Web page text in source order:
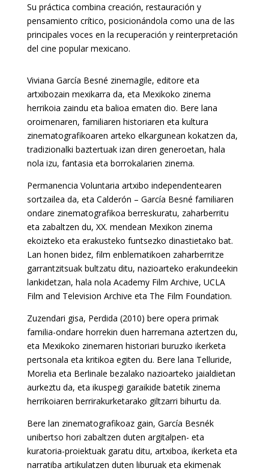
Su práctica combina creación, restauración y
pensamiento crítico, posicionándola como una de las
principales voces en la recuperación y reinterpretación
del cine popular mexicano.
Viviana García Besné zinemagile, editore eta
artxibozain mexikarra da, eta Mexikoko zinema
herrikoia zaindu eta balioa ematen dio. Bere lana
oroimenaren, familiaren historiaren eta kultura
zinematografikoaren arteko elkargunean kokatzen da,
tradizionalki baztertuak izan diren generoetan, hala
nola izu, fantasia eta borrokalarien zinema.
Permanencia Voluntaria artxibo independentearen
sortzailea da, eta Calderón – García Besné familiaren
ondare zinematografikoa berreskuratu, zaharberritu
eta zabaltzen du, XX. mendean Mexikon zinema
ekoizteko eta erakusteko funtsezko dinastietako bat.
Lan honen bidez, film enblematikoen zaharberritze
garrantzitsuak bultzatu ditu, nazioarteko erakundeekin
lankidetzan, hala nola Academy Film Archive, UCLA
Film and Television Archive eta The Film Foundation.
Zuzendari gisa, Perdida (2010) bere opera primak
familia-ondare horrekin duen harremana aztertzen du,
eta Mexikoko zinemaren historiari buruzko ikerketa
pertsonala eta kritikoa egiten du. Bere lana Telluride,
Morelia eta Berlinale bezalako nazioarteko jaialdietan
aurkeztu da, eta ikuspegi garaikide batetik zinema
herrikoiaren berrirakurketarako giltzarri bihurtu da.
Bere lan zinematografikoaz gain, García Besnék
unibertso hori zabaltzen duten argitalpen- eta
kuratoria-proiektuak garatu ditu, artxiboa, ikerketa eta
narratiba artikulatzen duten liburuak eta ekimenak